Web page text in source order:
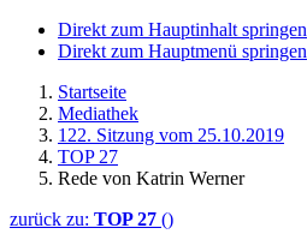
Direkt zum Hauptinhalt springen
Direkt zum Hauptmenü springen
Startseite
Mediathek
122. Sitzung vom 25.10.2019
TOP 27
Rede von Katrin Werner
zurück zu: TOP 27 ()